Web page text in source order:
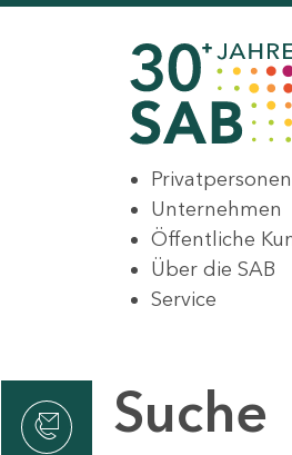
Privatpersonen
Unternehmen
Öffentliche
Über die SAB
Service
Suche